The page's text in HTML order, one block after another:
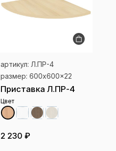
артикул: Л.ПР-4
размер: 600x600x22
Приставка Л.ПР-4
Цвет
2 230 ₽